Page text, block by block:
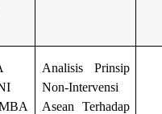
Analisis Prinsip
Non-Intervensi
Asean Terhadap